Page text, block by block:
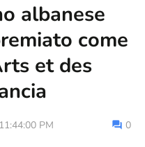
albanese
come
et des
PM 0